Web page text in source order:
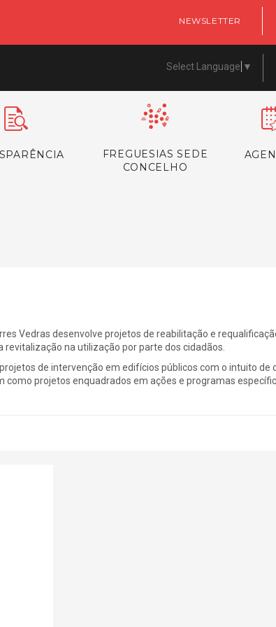
NEWSLETTER
Select Language ▼
FREGUESIAS SEDE
CONCELHO
Vedras desenvolve projetos de reabilitação e
revitalização na utilização por parte dos cidadãos.
de intervenção em edifícios públicos com o intuito de
como projetos enquadrados em ações e programas